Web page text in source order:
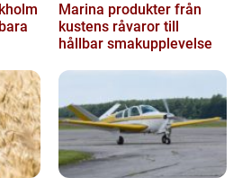
Marina produkter från
kustens råvaror till
hållbar smakupplevelse